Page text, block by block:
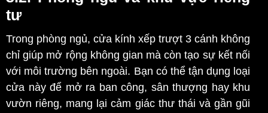
tư
Trong phòng ngủ, cửa kính xếp trượt 3 cánh không
chỉ giúp mở rộng không gian mà còn tạo sự kết nối
với môi trường bên ngoài. Bạn có thể tận dụng loại
cửa này để mở ra ban công, sân thượng hay khu
vườn riêng, mang lại cảm giác thư thái và gần gũi